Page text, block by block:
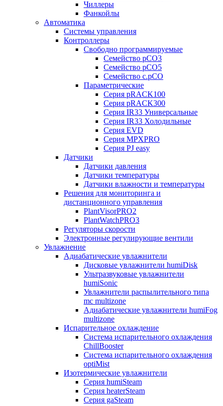
Чиллеры
Фанкойлы
Автоматика
Системы управления
Контроллеры
Свободно программируемые
Семейство pCO3
Семейство pCO5
Семейство c.pCO
Параметрические
Серия pRACK100
Серия pRACK300
Серия IR33 Универсальные
Серия IR33 Холодильные
Серия EVD
Серия MPXPRO
Серия PJ easy
Датчики
Датчики давления
Датчики температуры
Датчики влажности и температуры
Решения для мониторинга и
дистанционного управления
PlantVisorPRO2
PlantWatchPRO3
Регуляторы скорости
Электронные регулирующие вентили
Увлажнение
Адиабатические увлажнители
Дисковые увлажнители humiDisk
Ультразвуковые увлажнители
humiSonic
Увлажнители распылительного типа
mc multizone
Адиабатические увлажнители humiFog
multizone
Испарительное охлаждение
Система испарительного охлаждения
ChillBooster
Система испарительного охлаждения
optiMist
Изотермические увлажнители
Серия humiSteam
Серия heaterSteam
Серия gaSteam